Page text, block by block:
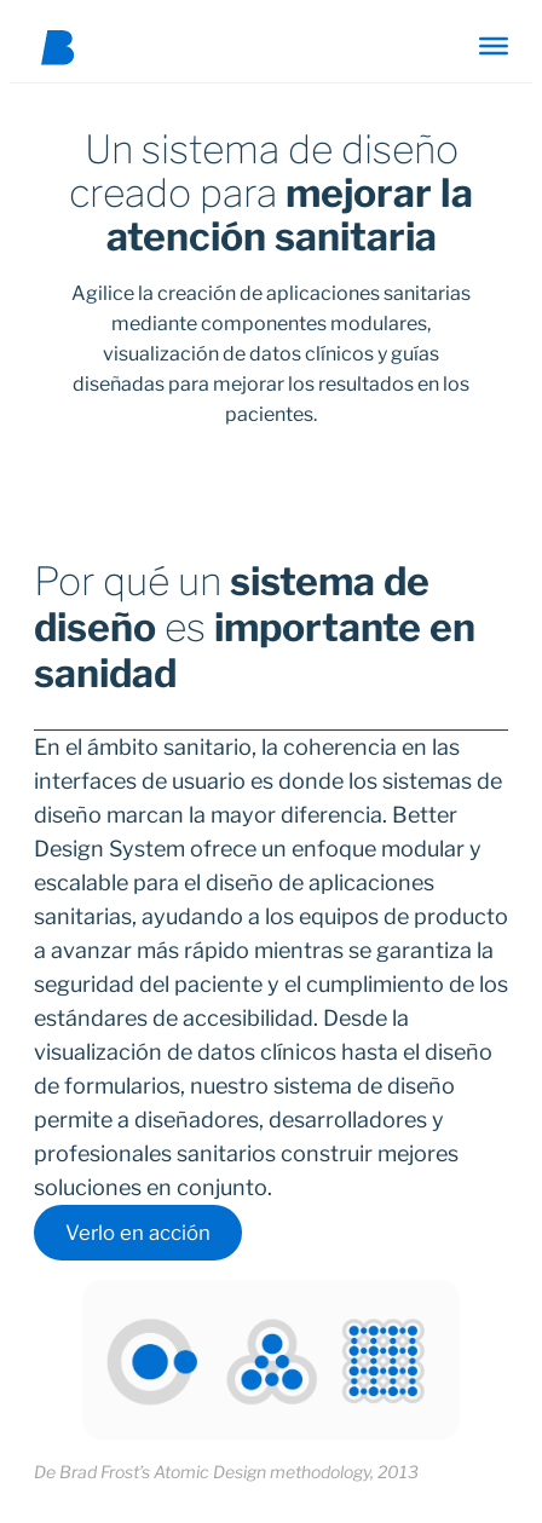
Saltar
Un sistema de diseño
creado para mejorar la
atención sanitaria
Agilice la creación de aplicaciones sanitarias
mediante componentes modulares,
visualización de datos clínicos y guías
diseñadas para mejorar los resultados en los
pacientes.
Por qué un sistema de
diseño es importante en
sanidad
En el ámbito sanitario, la coherencia en las
interfaces de usuario es donde los sistemas de
diseño marcan la mayor diferencia. Better
Design System ofrece un enfoque modular y
escalable para el diseño de aplicaciones
sanitarias, ayudando a los equipos de producto
a avanzar más rápido mientras se garantiza la
seguridad del paciente y el cumplimiento de los
estándares de accesibilidad. Desde la
visualización de datos clínicos hasta el diseño
de formularios, nuestro sistema de diseño
permite a diseñadores, desarrolladores y
profesionales sanitarios construir mejores
soluciones en conjunto.
Verlo en acción
De Brad Frost’s Atomic Design methodology, 2013